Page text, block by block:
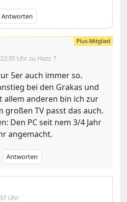
Antworten
Uhrzu Hazz ⇡
5er auch immer so.
bei den Grakas und
allem anderen bin ich zur
großen TV passt das auch.
Den PC seit nem 3/4 Jahr
angemacht.
Antworten
Uhr